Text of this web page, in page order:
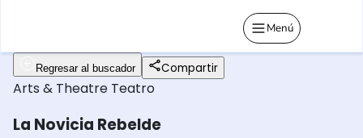
Menú
Regresar al buscador Compartir
Arts & Theatre Teatro
La Novicia Rebelde